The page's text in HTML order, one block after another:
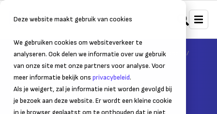
Deze website maakt gebruik van cookies
We gebruiken cookies om websiteverkeer te
analyseren. Ook delen we informatie over uw gebruik
van onze site met onze partners voor analyse. Voor
meer informatie bekijk ons privacybeleid.
Als je weigert, zal je informatie niet worden gevolgd bij
je bezoek aan deze website. Er wordt een kleine cookie
in je browser geplaatst om te onthouden dat je niet
Home Bedrijf stoppen of verkopen Bedrijf verkopen
Waarvoor is een
verkoopmemorandum nodig?